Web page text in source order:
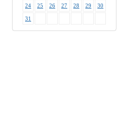
24 25 26 27 28 29 30
31